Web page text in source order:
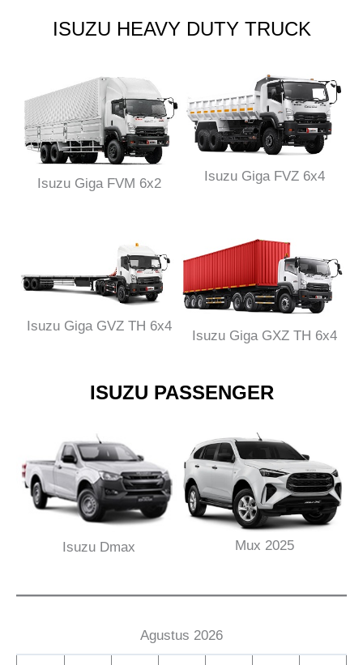
ISUZU HEAVY DUTY TRUCK
Isuzu Giga FVM 6x2 Isuzu Giga FVZ 6x4
Isuzu Giga GVZ TH 6x4
Isuzu Giga GXZ TH 6x4
ISUZU PASSENGER
Isuzu Dmax Mux 2025
Agustus 2026